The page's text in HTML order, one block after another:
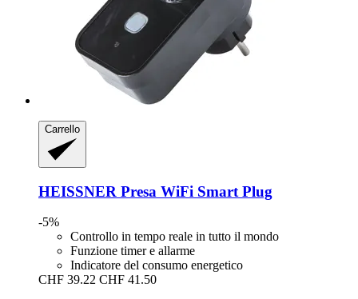
Carrello
HEISSNER Presa WiFi Smart Plug
-5%
Controllo in tempo reale in tutto il mondo
Funzione timer e allarme
Indicatore del consumo energetico
CHF 39.22 CHF 41.50